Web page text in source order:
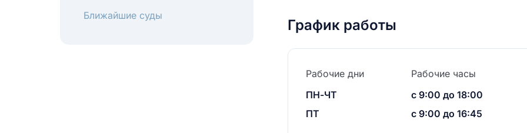
Ближайшие суды
График работы
Рабочие дни
ПН-ЧТ
ПТ
Рабочие часы
с 9:00 до 18:00
с 9:00 до 16:45